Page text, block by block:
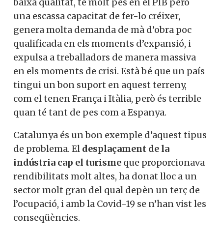
una escassa capacitat de fer-lo créixer,
genera molta demanda de mà d’obra poc
qualificada en els moments d’expansió, i
expulsa a treballadors de manera massiva
en els moments de crisi. Està bé que un país
tingui un bon suport en aquest terreny,
com el tenen França i Itàlia, però és terrible
quan té tant de pes com a Espanya.
Catalunya és un bon exemple d’aquest tipus
de problema. El desplaçament de la
indústria cap el turisme que proporcionava
rendibilitats molt altes, ha donat lloc a un
sector molt gran del qual depèn un terç de
l’ocupació, i amb la Covid-19 se n’han vist les
conseqüències.